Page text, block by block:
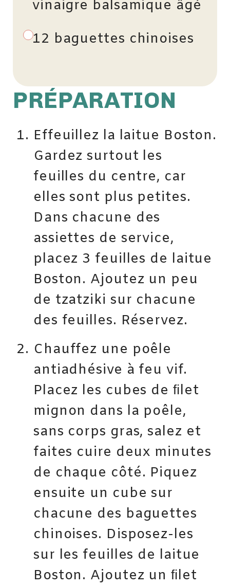
vinaigre balsamique âgé
12 baguettes chinoises
PRÉPARATION
Effeuillez la laitue Boston.
Gardez surtout les
feuilles du centre, car
elles sont plus petites.
Dans chacune des
assiettes de service,
placez 3 feuilles de laitue
Boston. Ajoutez un peu
de tzatziki sur chacune
des feuilles. Réservez.
Chauffez une poêle
antiadhésive à feu vif.
Placez les cubes de ﬁlet
mignon dans la poêle,
sans corps gras, salez et
faites cuire deux minutes
de chaque côté. Piquez
ensuite un cube sur
chacune des baguettes
chinoises. Disposez-les
sur les feuilles de laitue
Boston. Ajoutez un ﬁlet